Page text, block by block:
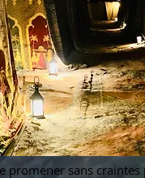
promener sans